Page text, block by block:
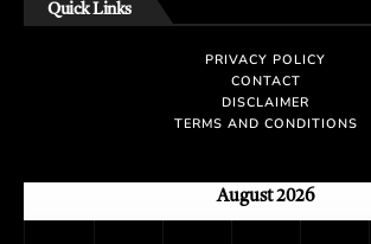
Quick Links
PRIVACY POLICY
CONTACT
DISCLAIMER
TERMS AND CONDITIONS
August 2026